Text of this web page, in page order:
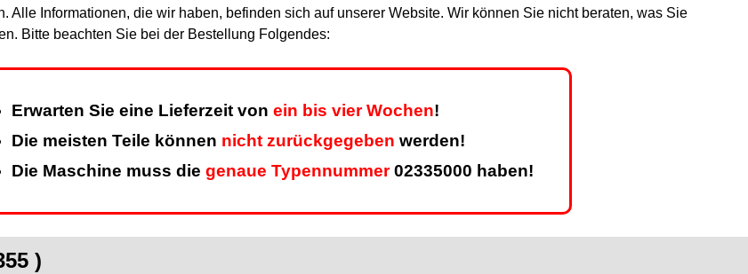
Alle Informationen, die wir haben, befinden sich auf unserer Website. Wir können Sie nicht beraten, was Sie
Bitte beachten Sie bei der Bestellung Folgendes:
Erwarten Sie eine Lieferzeit von ein bis vier Wochen!
Die meisten Teile können nicht zurückgegeben werden!
Die Maschine muss die genaue Typennummer02335000 haben!
)